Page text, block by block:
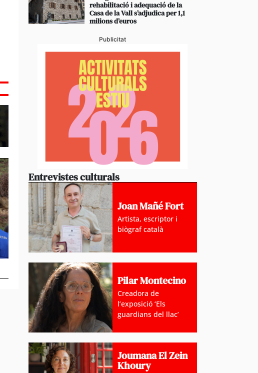
La problemàtica de l’habitatge, abordada amb relació a
volum ‘Andorra i l’Habitatge’
rehabilitació i adequació de la
Casa de la Vall s’adjudica per 1,1
milions d’euros
Publicitat
Entrevistes culturals
Joan Mañé Fort
Artista, escriptor i
biògraf català
Pilar Montecino
Creadora de
l’exposició ‘Els
guardians del llac’
Joumana El Zein
Khoury